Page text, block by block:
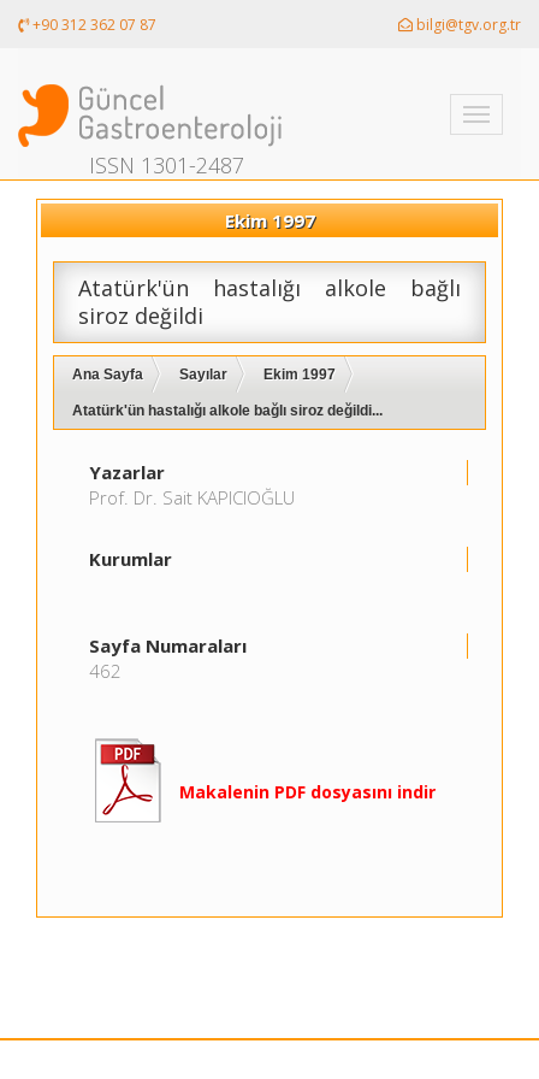
+90 312 362 07 87 bilgi@tgv.org.tr
Toggle
ISSN 1301-2487
Ekim 1997
Atatürk'ün hastalığı alkole bağlı
siroz değildi
Ana Sayfa Sayılar Ekim 1997
Atatürk'ün hastalığı alkole bağlı siroz değildi...
Yazarlar
Prof. Dr. Sait KAPICIOĞLU
Kurumlar
Sayfa Numaraları
462
Makalenin PDF dosyasını indir